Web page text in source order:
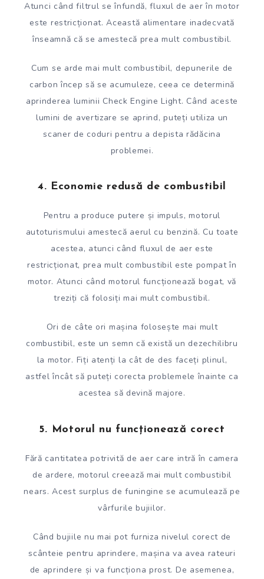
Atunci când filtrul se înfundă, fluxul de aer în motor
este restricționat. Această alimentare inadecvată
înseamnă că se amestecă prea mult combustibil.
Cum se arde mai mult combustibil, depunerile de
carbon încep să se acumuleze, ceea ce determină
aprinderea luminii Check Engine Light. Când aceste
lumini de avertizare se aprind, puteți utiliza un
scaner de coduri pentru a depista rădăcina
problemei.
4. Economie redusă de combustibil
Pentru a produce putere și impuls, motorul
autoturismului amestecă aerul cu benzină. Cu toate
acestea, atunci când fluxul de aer este
restricționat, prea mult combustibil este pompat în
motor. Atunci când motorul funcționează bogat, vă
treziți că folosiți mai mult combustibil.
Ori de câte ori mașina folosește mai mult
combustibil, este un semn că există un dezechilibru
la motor. Fiți atenți la cât de des faceți plinul,
astfel încât să puteți corecta problemele înainte ca
acestea să devină majore.
5. Motorul nu funcționează corect
Fără cantitatea potrivită de aer care intră în camera
de ardere, motorul creează mai mult combustibil
nears. Acest surplus de funingine se acumulează pe
vârfurile bujiilor.
Când bujiile nu mai pot furniza nivelul corect de
scânteie pentru aprindere, mașina va avea rateuri
de aprindere și va funcționa prost. De asemenea,